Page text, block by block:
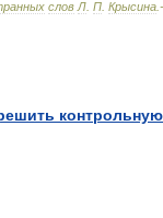
слов Л П Крысина .-